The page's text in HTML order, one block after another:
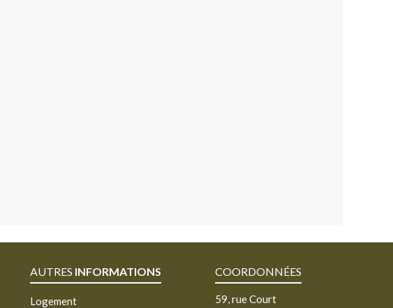
AUTRES INFORMATIONS
Logement
COORDONNÉES
59, rue Court